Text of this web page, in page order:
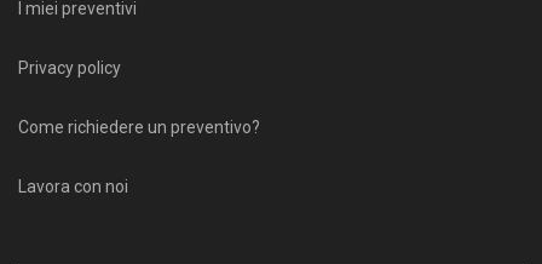
I miei preventivi
Privacy policy
Come richiedere un preventivo?
Lavora con noi